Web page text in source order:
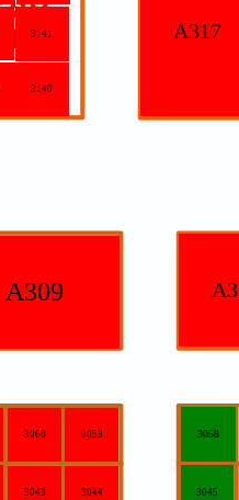
A309
A317
3043 3044
3059
3060
3140
3141
3058
3045